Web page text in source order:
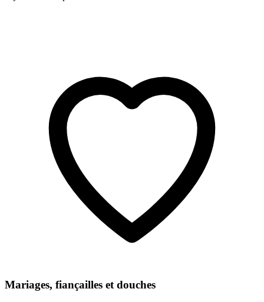
Mariages, fiançailles et douches